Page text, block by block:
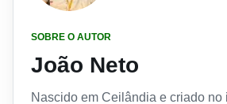
SOBRE O AUTOR
João Neto
Nascido em Ceilândia e criado no